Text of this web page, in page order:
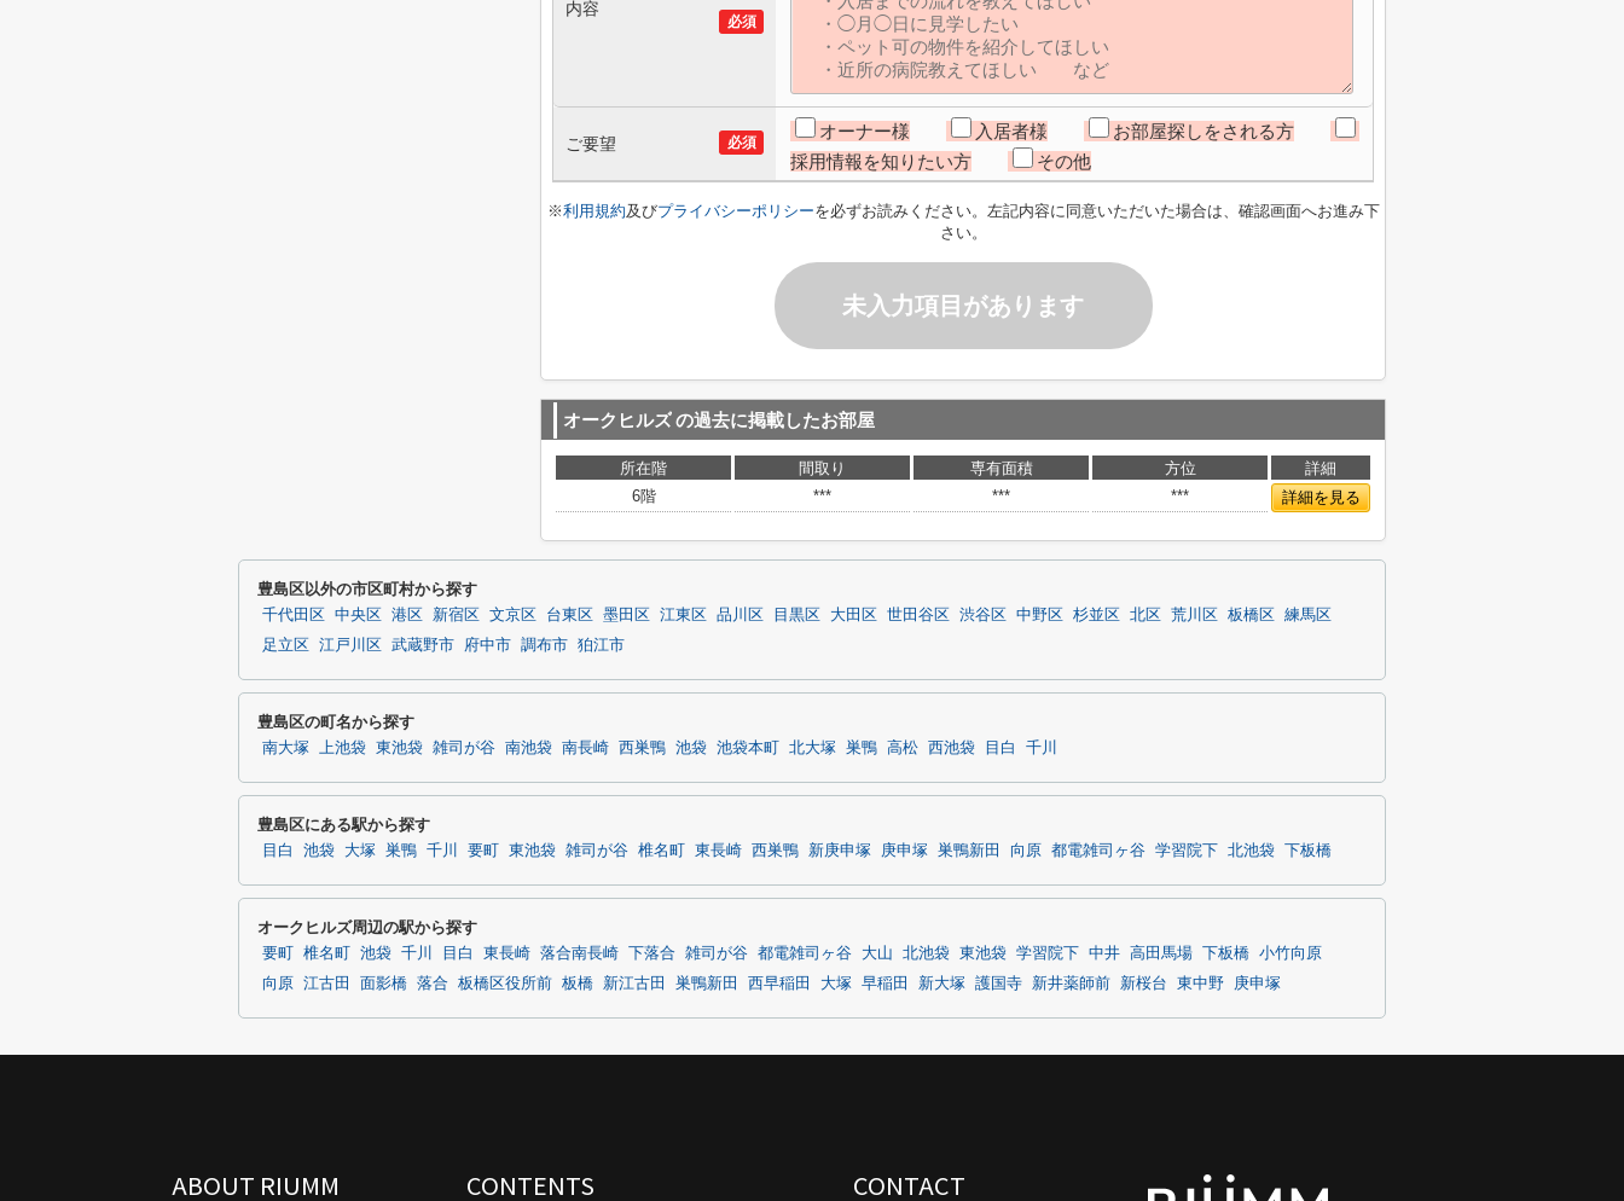
必須
内容
必須
ご要望
オーナー様 入居者様
お部屋探しをされる方
採用情報を知りたい方
その他
※利用規約及びプライバシーポリシーを必ずお読みください。左記内容に同意いただいた場合は、確認画面へお進み下
さい。
未入力項目があります
オークヒルズの過去に掲載したお部屋
所在階 間取り 専有面積 方位
詳細
6階
*** *** *** 詳細を見る
豊島区以外の市区町村から探す
千代田区 中央区 港区 新宿区 文京区 台東区 墨田区 江東区 品川区 目黒区 大田区 世田谷区 渋谷区 中野区 杉並区 北区 荒川区 板橋区
練馬区
足立区
江戸川区 武蔵野市 府中市 調布市 狛江市
豊島区の町名から探す
南大塚 上池袋 東池袋 雑司が谷 南池袋 南長崎 西巣鴨 池袋 池袋本町 北大塚 巣鴨 高松 西池袋 目白 千川
豊島区にある駅から探す
目白 池袋 大塚 巣鴨 千川 要町 東池袋 雑司が谷 椎名町 東長崎 西巣鴨 新庚申塚 庚申塚 巣鴨新田 向原 都電雑司ヶ谷 学習院下 北池袋 下板橋
オークヒルズ周辺の駅から探す
要町 椎名町 池袋 千川 目白 東長崎 落合南長崎 下落合 雑司が谷 都電雑司ヶ谷 大山 北池袋 東池袋 学習院下 中井 高田馬場 下板橋 小竹向原
向原
江古田 面影橋 落合 板橋区役所前 板橋 新江古田 巣鴨新田 西早稲田 大塚 早稲田 新大塚 護国寺 新井薬師前 新桜台 東中野 庚申塚
ABOUT RIUMM CONTENTS CONTACT